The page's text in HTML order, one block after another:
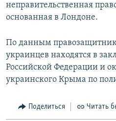
неправительственная
основанная в Лондоне.
По данным
украинцев находятся в
Российской Федерации и
украинского Крыма по
Поделиться Читать